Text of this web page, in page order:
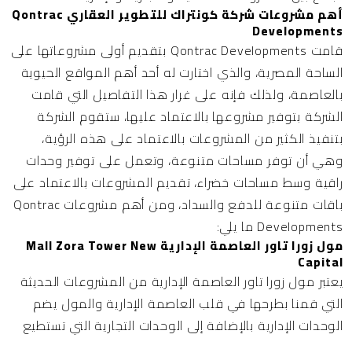
أهم مشروعات شركة كونتراك للتطوير العقاري Qontrac
Developments
قامت Qontrac Developments بتقديم أولى مشروعاتها على
الساحة المصرية، والذي اختارت له أحد أهم المواقع الحيوية
بالعاصمة، ولذلك فإنه على غرار هذا التفاصيل التي قامت
الشركة بتوفير مشروعها بالاعتماد عليها، ستقوم الشركة
بتنفيذ الكثير من المشروعات بالاعتماد على هذه الرؤية،
وهي أن توفر مساحات متنوعة، وتعمل على توفير وحدات
راقية وسط مساحات خضراء، تقديم المشروعات بالاعتماد على
باقات متنوعة للدفع والسداد، ومن أهم مشروعات Qontrac
Developments ما يلي:
مول زورا تاور العاصمة الإدارية Mall Zora Tower New
Capital
يعتبر مول زورا تاور العاصمة الإدارية من المشروعات الحديثة
التي قمنا بطرحها في قلب العاصمة الإدارية والمول يضم
الوحدات الإدارية بالإضافة إلى الوحدات التجارية التي تستطيع